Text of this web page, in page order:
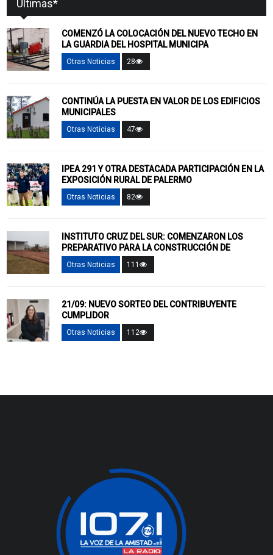
Ultimas*
COMENZÓ LA COLOCACIÓN DEL NUEVO TECHO EN
LA GUARDIA DEL HOSPITAL MUNICIPA
Otras Noticias 28
CONTINÚA LA PUESTA EN VALOR DE LOS EDIFICIOS
MUNICIPALES
Otras Noticias 47
IPEA 291 Y OTRA DESTACADA PARTICIPACIÓN EN LA
EXPOSICIÓN RURAL DE PALERMO
Otras Noticias 82
INSTITUTO CRUZ DEL SUR: COMENZARON LOS
PREPARATIVO PARA LA CONSTRUCCIÓN DE
Otras Noticias 111
21/09: NUEVO SORTEO DEL CONTRIBUYENTE
CUMPLIDOR
Otras Noticias 112